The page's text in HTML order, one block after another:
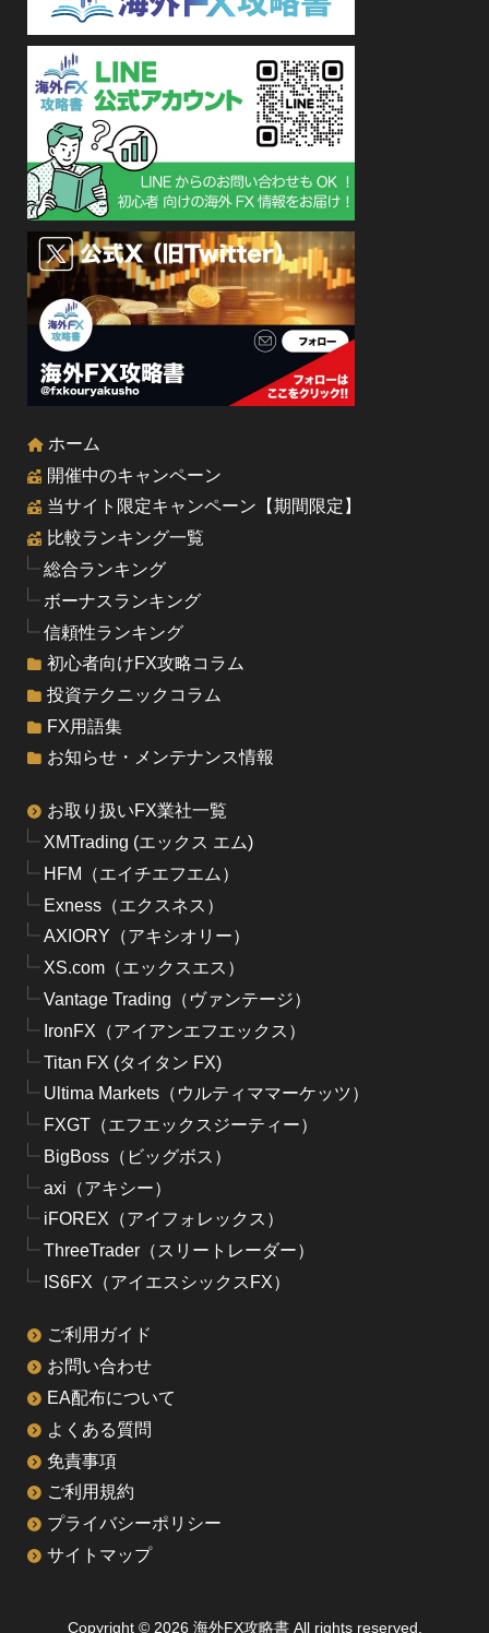
ホーム
開催中のキャンペーン
当サイト限定キャンペーン【期間限定】
比較ランキング一覧
総合ランキング
ボーナスランキング
信頼性ランキング
初心者向けFX攻略コラム
投資テクニックコラム
FX用語集
お知らせ・メンテナンス情報
お取り扱いFX業社一覧
XMTrading (エックス エム)
HFM（エイチエフエム）
Exness（エクスネス）
AXIORY（アキシオリー）
XS.com（エックスエス）
Vantage Trading（ヴァンテージ）
IronFX（アイアンエフエックス）
Titan FX (タイタン FX)
Ultima Markets（ウルティママーケッツ）
FXGT（エフエックスジーティー）
BigBoss（ビッグボス）
axi（アキシー）
iFOREX（アイフォレックス）
ThreeTrader（スリートレーダー）
IS6FX（アイエスシックスFX）
ご利用ガイド
お問い合わせ
EA配布について
よくある質問
免責事項
ご利用規約
プライバシーポリシー
サイトマップ
Copyright © 2026 海外FX攻略書 All rights reserved.